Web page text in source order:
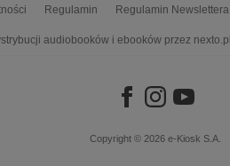
Regulamin Regulamin Newslettera
audiobooków i ebooków przez nexto.pl
Copyright © 2026 e-Kiosk S.A.